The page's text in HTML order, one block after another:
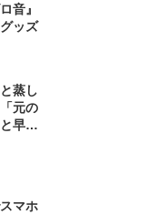
音』
ッズ
蒸し
元の
早く
マホ